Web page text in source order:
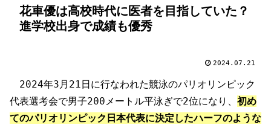
花車優は高校時代に医者を目指していた？
進学校出身で成績も優秀
2024.07.21
2024年3月21日に行なわれた競泳のパリオリンピック
代表選考会で男子200メートル平泳ぎで2位になり、 初め
てのパリオリンピック日本代表に決定したハーフのような